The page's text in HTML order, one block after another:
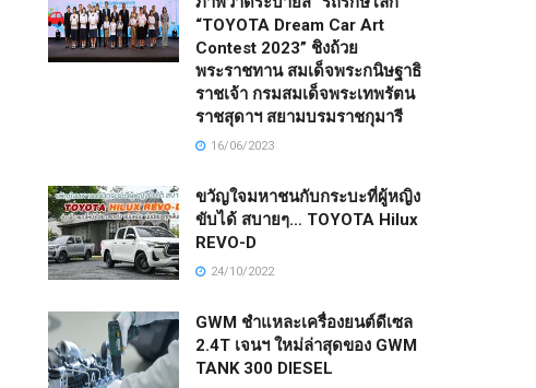
“TOYOTA Dream Car Art
Contest 2023” ชิงถ้วย
พระราชทาน สมเด็จพระกนิษฐาธิ
ราชเจ้า กรมสมเด็จพระเทพรัตน
ราชสุดาฯ สยามบรมราชกุมารี
16/06/2023
ขวัญใจมหาชนกับกระบะที่ผู้หญิง
ขับได้ สบายๆ… TOYOTA Hilux
REVO-D
24/10/2022
GWM ชำแหละเครื่องยนต์ดีเซล
2.4T เจนฯ ใหม่ล่าสุดของ GWM
TANK 300 DIESEL